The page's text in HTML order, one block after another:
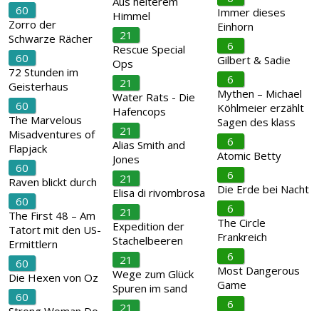
60
Zorro der
Schwarze Rächer
60
72 Stunden im
Geisterhaus
60
The Marvelous
Misadventures of
Flapjack
60
Raven blickt durch
60
The First 48 – Am
Tatort mit den US-
Ermittlern
60
Die Hexen von Oz
60
Himmel
21
Rescue Special
Ops
21
Water Rats - Die
Hafencops
21
Alias Smith and
Jones
21
Elisa di rivombrosa
21
Expedition der
Stachelbeeren
21
Wege zum Glück
Spuren im sand
21
Immer dieses
Einhorn
6
Gilbert & Sadie
6
Mythen – Michael
Köhlmeier erzählt
Sagen des klass
6
Atomic Betty
6
Die Erde bei Nacht
6
The Circle
Frankreich
6
Most Dangerous
Game
6